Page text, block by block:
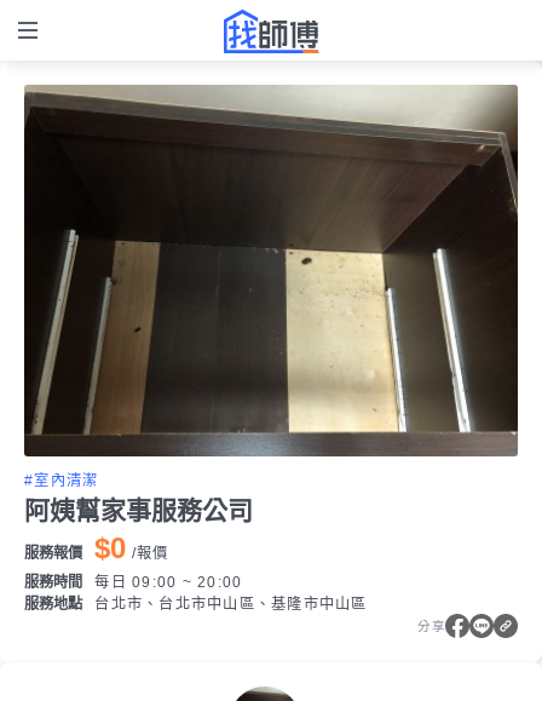
#室內清潔
阿姨幫家事服務公司
服務報價 $0 /報價
服務時間
每日 09:00 ~ 20:00
服務地點
台北市、台北市中山區、基隆市中山區
分享